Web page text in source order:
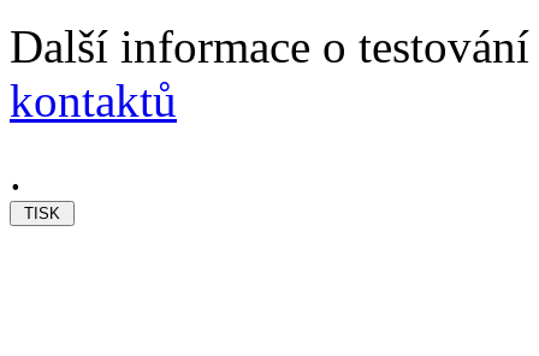
Další informace o
kontaktů
.